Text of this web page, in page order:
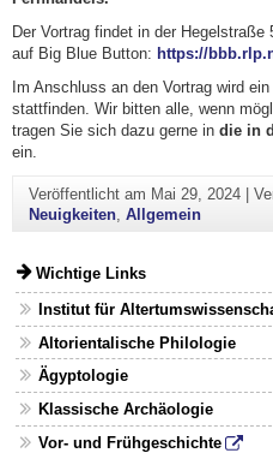
Der Vortrag findet in der
auf Big Blue Button: https://
Im Anschluss an den Vortrag wird ein
stattfinden. Wir bitten alle, wenn
tragen Sie sich dazu gerne in die in
ein.
Veröffentlicht am Mai 29, 2024|
Neuigkeiten, Allgemein
Wichtige Links
Institut für
Altorientalische Philologie
Ägyptologie
Klassische Archäologie
Vor- und Frühgeschichte